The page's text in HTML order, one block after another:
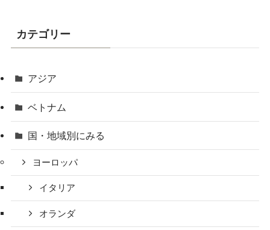
カテゴリー
アジア
ベトナム
国・地域別にみる
ヨーロッパ
イタリア
オランダ